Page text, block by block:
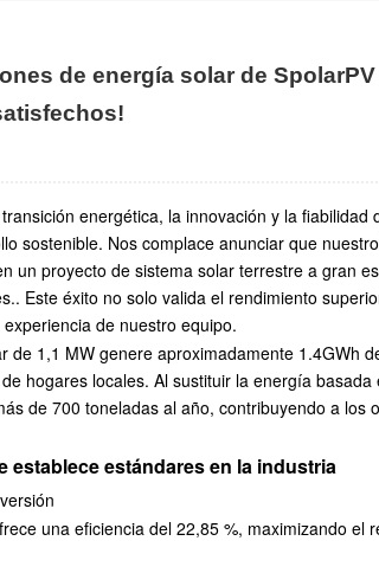
de energía solar de
energética, la innovación y la fiabilidad
sostenible. Nos complace anunciar quenuestro
un proyecto de sistema solar terrestre a gran
. Este éxito no solo valida el rendimiento
de nuestro equipo.
de 1,1 MW genere aproximadamente 1.4GWh
hogares locales. Al sustituir la energía basada
de 700 toneladas al año, contribuyendo a los
establece estándares en la industria
una eficiencia del 22,85 %, maximizando el